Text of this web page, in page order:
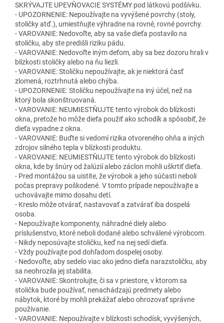
SKRÝVAJTE UPEVŇOVACIE SYSTÉMY pod látkovú podšívku.
- UPOZORNENIE: Nepoužívajte na vyvýšené povrchy (stoly,
stoličky atď.), umiestňujte výhradne na rovné, rovné povrchy.
- VAROVANIE: Nedovoľte, aby sa vaše dieťa postavilo na
stoličku, aby ste predišli riziku pádu.
- VAROVANIE: Nedovoľte iným deťom, aby sa bez dozoru hrali v
blízkosti stoličky alebo na ňu liezli.
- VAROVANIE: Stoličku nepoužívajte, ak je niektorá časť
zlomená, roztrhnutá alebo chýba.
- UPOZORNENIE: Stoličku nepoužívajte na iný účel, než na
ktorý bola skonštruovaná.
- VAROVANIE: NEUMIESTŇUJTE tento výrobok do blízkosti
okna, pretože ho môže dieťa použiť ako schodík a spôsobiť, že
dieťa vypadne z okna.
- VAROVANIE: Buďte si vedomí rizika otvoreného ohňa a iných
zdrojov silného tepla v blízkosti produktu.
- VAROVANIE: NEUMIESTŇUJTE tento výrobok do blízkosti
okna, kde by šnúry od žalúzií alebo záclon mohli uškrtiť dieťa.
- Pred montážou sa uistite, že výrobok a jeho súčasti neboli
počas prepravy poškodené. V tomto prípade nepoužívajte a
uchovávajte mimo dosahu detí.
- Kreslo môže otvárať, nastavovať a zatvárať iba dospelá
osoba.
- Nepoužívajte komponenty, náhradné diely alebo
príslušenstvo, ktoré neboli dodané alebo schválené výrobcom.
- Nikdy neposúvajte stoličku, keď na nej sedí dieťa.
- Vždy používajte pod dohľadom dospelej osoby.
- Nedovoľte, aby sedelo viac ako jedno dieťa narazstoličku, aby
sa neohrozila jej stabilita.
- VAROVANIE: Skontrolujte, či sa v priestore, v ktorom sa
stolička bude používať, nenachádzajú predmety alebo
nábytok, ktoré by mohli prekážať alebo ohrozovať správne
používanie.
- VAROVANIE: Nepoužívajte v blízkosti schodísk, vyvýšených,